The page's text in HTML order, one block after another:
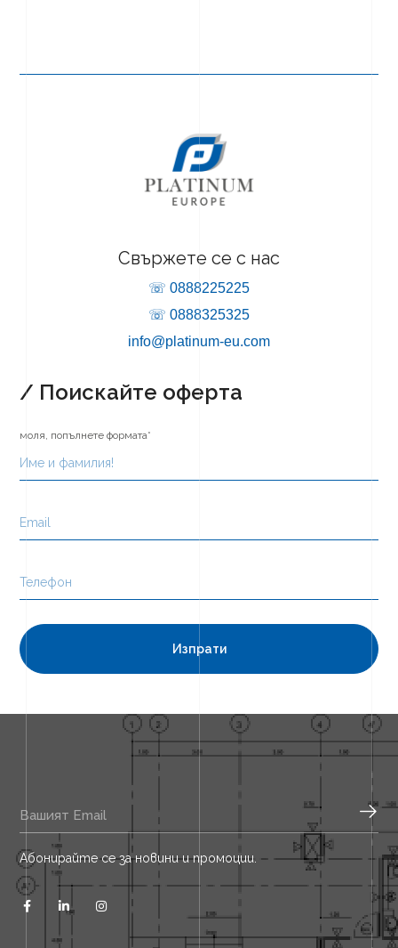
Свържете се с нас
☏ 0888225225
☏ 0888325325
info@platinum-eu.com
/ Поискайте оферта
моля, попълнете формата*
Абонирайте се за новини и промоции.